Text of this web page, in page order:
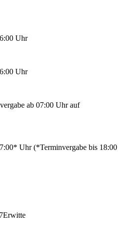
Uhr
Uhr
ab 07:00 Uhr auf
Uhr (*Terminvergabe bis 18:00
Erwitte